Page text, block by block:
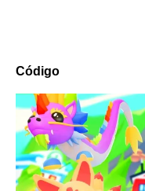
Código